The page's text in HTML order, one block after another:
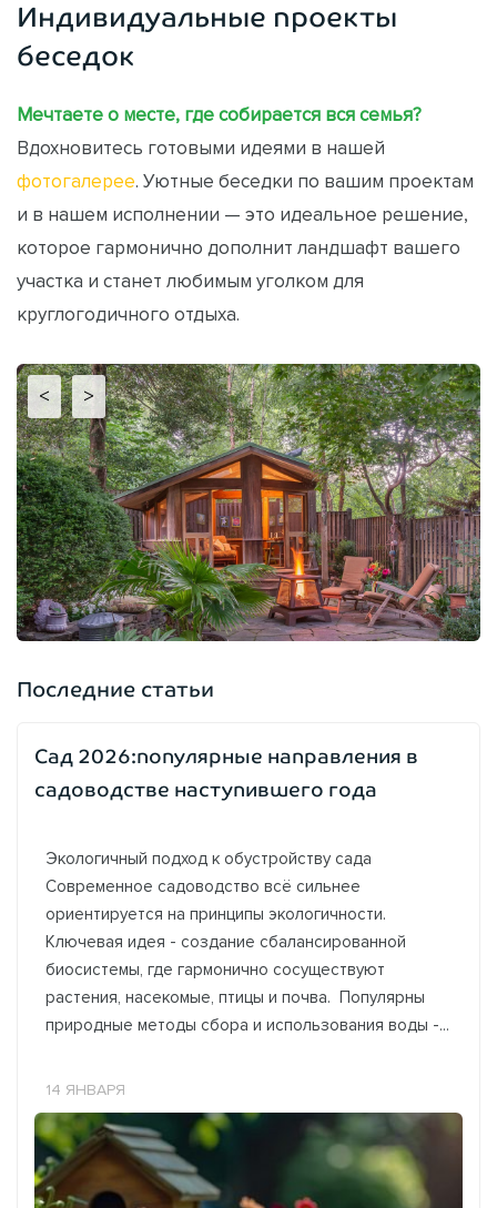
Индивидуальные проекты
беседок
Мечтаете о месте, где собирается вся семья?
Вдохновитесь готовыми идеями в нашей
фотогалерее. Уютные беседки по вашим проектам
и в нашем исполнении — это идеальное решение,
которое гармонично дополнит ландшафт вашего
участка и станет любимым уголком для
круглогодичного отдыха.
< >
Последние статьи
Сад 2026:популярные направления в
садоводстве наступившего года
Экологичный подход к обустройству сада
Современное садоводство всё сильнее
ориентируется на принципы экологичности.
Ключевая идея - создание сбалансированной
биосистемы, где гармонично сосуществуют
растения, насекомые, птицы и почва. Популярны
природные методы сбора и использования воды -...
14 ЯНВАРЯ